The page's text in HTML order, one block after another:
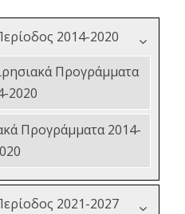
2014-2020
Προγράμματα
2020
Προγράμματα 2014-
2021-2027